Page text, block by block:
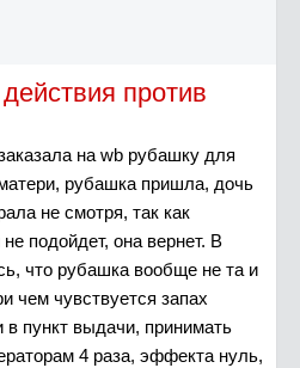
против
на wb рубашку для
рубашка пришла, дочь
не смотря, так как
подойдет, она вернет. В
что рубашка вообще не та и
чем чувствуется запах
пункт выдачи, принимать
4 раза, эффекта нуль,